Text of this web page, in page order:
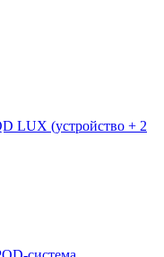
LUX (устройство + 2